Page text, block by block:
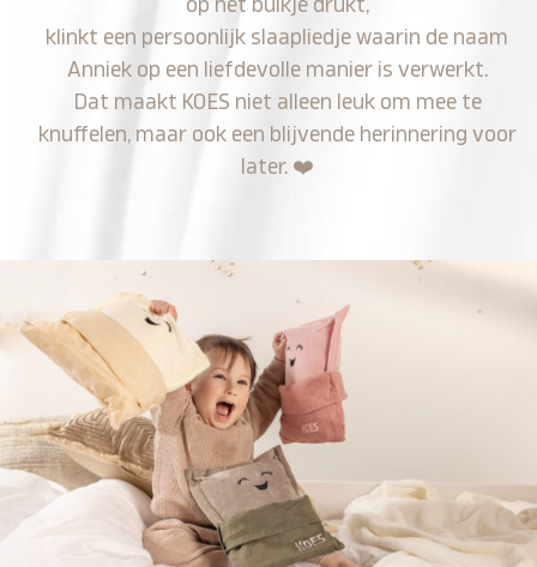
op het buikje drukt,
klinkt een persoonlijk slaapliedje waarin de naam
Anniek op een liefdevolle manier is verwerkt.
Dat maakt KOES niet alleen leuk om mee te
knuffelen, maar ook een blijvende herinnering voor
later. ❤️